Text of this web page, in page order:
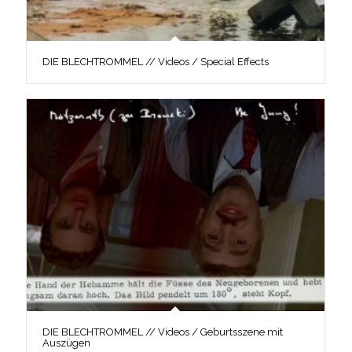
DIE BLECHTROMMEL // Videos / Special Effects
DIE BLECHTROMMEL // Videos / Geburtsszene mit
Auszügen